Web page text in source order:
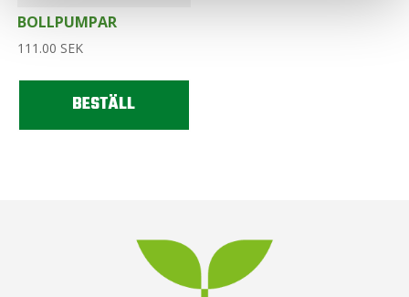
BOLLPUMPAR
111.00 SEK
BESTÄLL